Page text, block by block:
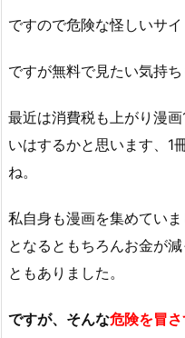
ですので危険な怪しいサ
ですが無料で見たい気持ち
最近は消費税も上がり漫
いはするかと思います、1
ね。
私自身も漫画を集めてい
となるともちろんお金が
ともありました。
ですが、そんな危険を冒